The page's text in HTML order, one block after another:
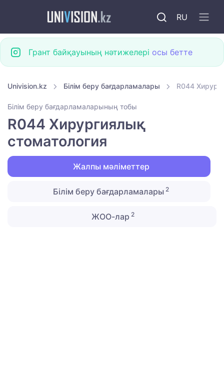
RU
Грант байқауының нәтижелері осы бетте
Univision.kz Білім беру бағдарламалары R044
Білім беру бағдарламаларының тобы
R044 Хирургиялық
стоматология
Жалпы мәліметтер
Білім беру бағдарламалары 2
ЖОО-лар 2